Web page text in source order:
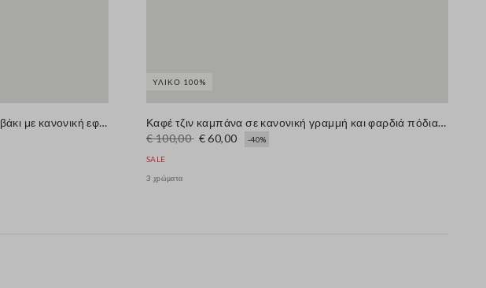
Πράσινα τζιν καμπάνα σε καθαρό βαμβάκι με κανονική εφαρμογή και φαρδύ πόδι
ΥΛΙΚΌ 100%
Καφέ τζιν καμπάνα σε κανονική γραμμή και φαρδιά πόδια από καθαρό βαμβακερό τζιν
€ 100,00 € 60,00 -40%
SALE
3 χρώματα